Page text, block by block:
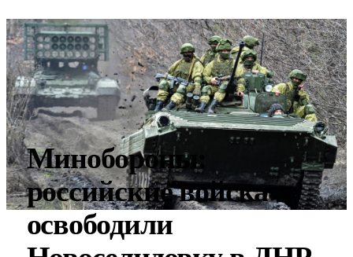
Минобороны:
российские войска
освободили